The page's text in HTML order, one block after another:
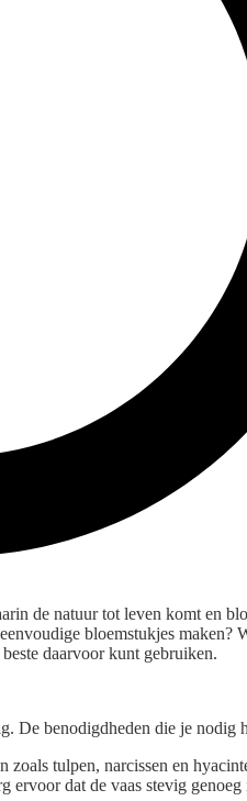
de natuur tot leven komt en
bloemstukjes maken?
daarvoor kunt gebruiken.
De benodigdheden die je nodig
tulpen, narcissen en
ervoor dat de vaas stevig